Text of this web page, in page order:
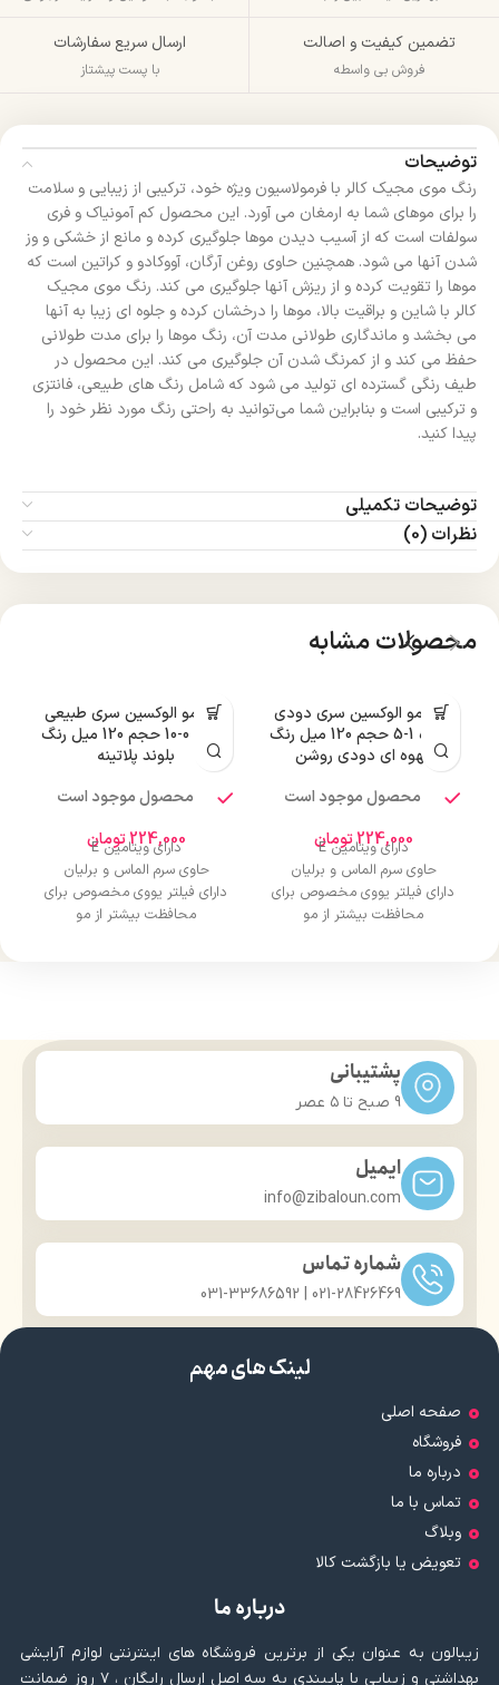
تضمین کیفیت و اصالت
فروش بی واسطه
ارسال سریع سفارشات
با پست پیشتاز
توضیحات
رنگ موی مجیک کالر با فرمولاسیون ویژه خود، ترکیبی از زیبایی و سلامت
را برای موهای شما به ارمغان می‌ آورد. این محصول کم آمونیاک و فری
سولفات است که از آسیب دیدن موها جلوگیری کرده و مانع از خشکی و وز
شدن آنها می‌ شود. همچنین حاوی روغن آرگان، آووکادو و کراتین است که
موها را تقویت کرده و از ریزش آنها جلوگیری می‌ کند. رنگ موی مجیک
کالر با شاین و براقیت بالا، موها را درخشان کرده و جلوه‌ ای زیبا به آنها
می‌ بخشد و ماندگاری طولانی مدت آن، رنگ موها را برای مدت طولانی
حفظ می‌ کند و از کمرنگ شدن آن جلوگیری می‌ کند. این محصول در
طیف رنگی گسترده‌ ای تولید می‌ شود که شامل رنگ‌ های طبیعی، فانتزی
و ترکیبی است و بنابراین شما می‌توانید به راحتی رنگ مورد نظر خود را
پیدا کنید.
توضیحات تکمیلی
نظرات (0)
محصولات مشابه
رنگ مو الوکسین سری دودی
شماره 1-5 حجم 120 میل رنگ
قهوه ای دودی روشن
محصول موجود است
224,000تومان
دارای ویتامین E
حاوی سرم الماس و برلیان
دارای فیلتر یووی مخصوص برای
محافظت بیشتر از مو
رنگ مو الوکسین سری طبیعی
شماره 0-10 حجم 120 میل رنگ
بلوند پلاتینه
محصول موجود است
224,000تومان
دارای ویتامین E
حاوی سرم الماس و برلیان
دارای فیلتر یووی مخصوص برای
محافظت بیشتر از مو
پشتیبانی
9 صبح تا ۵ عصر
ایمیل
info@zibaloun.com
شماره تماس
021-28426469 | 031-33686592
لینک های مهم
صفحه اصلی
فروشگاه
درباره ما
تماس با ما
وبلاگ
تعویض یا بازگشت کالا
درباره ما
زیبالون به عنوان یکی از برترین فروشگاه های اینترنتی لوازم آرایشی
بهداشتی و زیبایی با پایبندی به سه اصل ارسال رایگان ، ۷ روز ضمانت